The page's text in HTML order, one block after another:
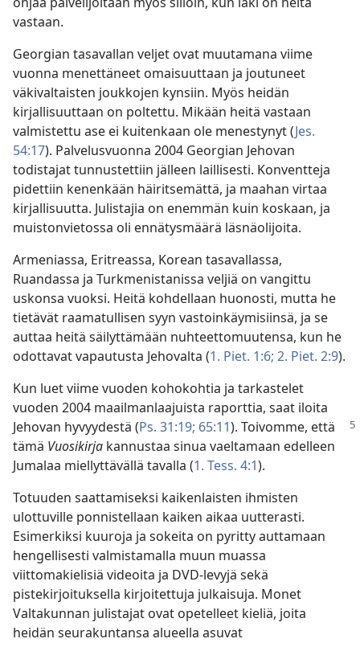
vastaan.
Georgian tasavallan veljet ovat muutamana viime
vuonna menettäneet omaisuuttaan ja joutuneet
väkivaltaisten joukkojen kynsiin. Myös heidän
kirjallisuuttaan on poltettu. Mikään heitä vastaan
valmistettu ase ei kuitenkaan ole menestynyt (Jes.
54:17). Palvelusvuonna 2004 Georgian Jehovan
todistajat tunnustettiin jälleen laillisesti. Konventteja
pidettiin kenenkään häiritsemättä, ja maahan virtaa
kirjallisuutta. Julistajia on enemmän kuin koskaan, ja
muistonvietossa oli ennätysmäärä läsnäolijoita.
Armeniassa, Eritreassa, Korean tasavallassa,
Ruandassa ja Turkmenistanissa veljiä on vangittu
uskonsa vuoksi. Heitä kohdellaan huonosti, mutta he
tietävät raamatullisen syyn vastoinkäymisiinsä, ja se
auttaa heitä säilyttämään nuhteettomuutensa, kun he
odottavat vapautusta Jehovalta (1. Piet. 1:6; 2. Piet. 2:9).
Kun luet viime vuoden kohokohtia ja tarkastelet
vuoden 2004 maailmanlaajuista raporttia, saat iloita
Jehovan hyvyydestä (Ps. 31:19; 65:11). Toivomme, että
tämä Vuosikirja kannustaa sinua vaeltamaan edelleen
Jumalaa miellyttävällä tavalla (1. Tess. 4:1).
Totuuden saattamiseksi kaikenlaisten ihmisten
ulottuville ponnistellaan kaiken aikaa uutterasti.
Esimerkiksi kuuroja ja sokeita on pyritty auttamaan
hengellisesti valmistamalla muun muassa
viittomakielisiä videoita ja DVD-levyjä sekä
pistekirjoituksella kirjoitettuja julkaisuja. Monet
Valtakunnan julistajat ovat opetelleet kieliä, joita
heidän seurakuntansa alueella asuvat